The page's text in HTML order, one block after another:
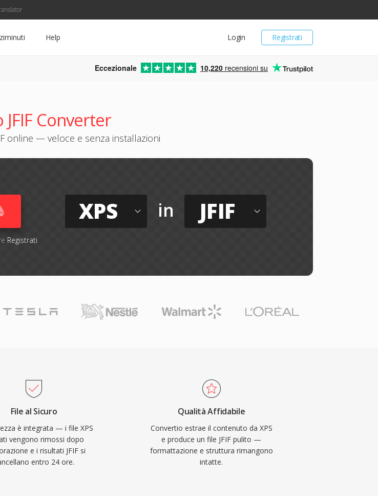
Registrati
Login
Help
Eccezionale 10,220 recensioni su
JFIF Converter
online — veloce e senza installazioni
Registrati
XPS in JFIF
File al Sicuro
è integrata — i file XPS
vengono rimossi dopo
e i risultati JFIF si
entro 24 ore.
Qualità Affidabile
Convertio estrae il contenuto da XPS
e produce un file JFIF pulito —
formattazione e struttura rimangono
intatte.